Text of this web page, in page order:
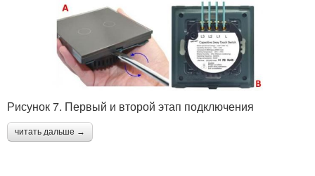
Рисунок 7. Первый и второй этап подключения
читать дальше →